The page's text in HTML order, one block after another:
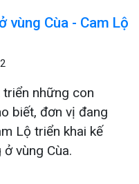
vùng Cùa - Cam Lộ
những con
biết, đơn vị đang
Lộ triển khai kế
vùng Cùa.